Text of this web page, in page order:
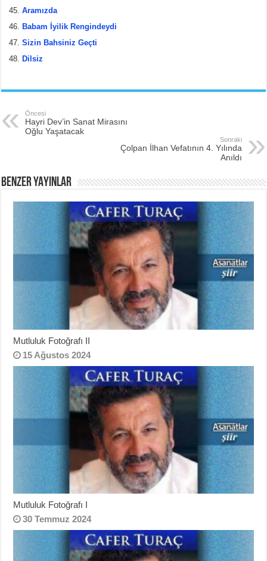
Aramızda
Babam İyilik Rengindeydi
Sizin Bahsiniz Geçti
Dilsiz
Öncesi
Hayri Dev’in Sanat Mirasını
Oğlu Yaşatacak
Sonraki
Çolpan İlhan Vefatının 4. Yılında
Anıldı
BENZER YAYINLAR
Mutluluk Fotoğrafı II
15 Ağustos 2024
Mutluluk Fotoğrafı I
30 Temmuz 2024